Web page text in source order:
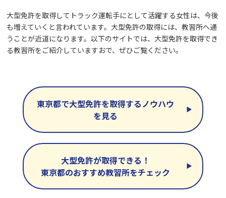
大型免許を取得してトラック運転手にとして活躍する女性は、今後
も増えていくと言われています。大型免許の取得には、教習所へ通
うことが近道になります。以下のサイトでは、大型免許を取得でき
る教習所をご紹介していますおで、ぜひご覧ください。
東京都で大型免許を取得するノウハウ
を見る
大型免許が取得できる！
東京都のおすすめ教習所をチェック